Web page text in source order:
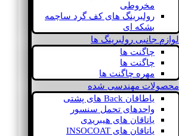
مخروطی
رولبرینگ های کف گرد ساچمه
بشکه ای
لوازم جانبی رولبرینگ ها
چاگنت ها
چاگنت ها
مهره چاگنت ها
محصولات مهندسی شده
یاطاقان Back های پشتی
واحدهای تحمل سنسور
یاتاقان های هیبریدی
یاتاقان های INSOCOAT